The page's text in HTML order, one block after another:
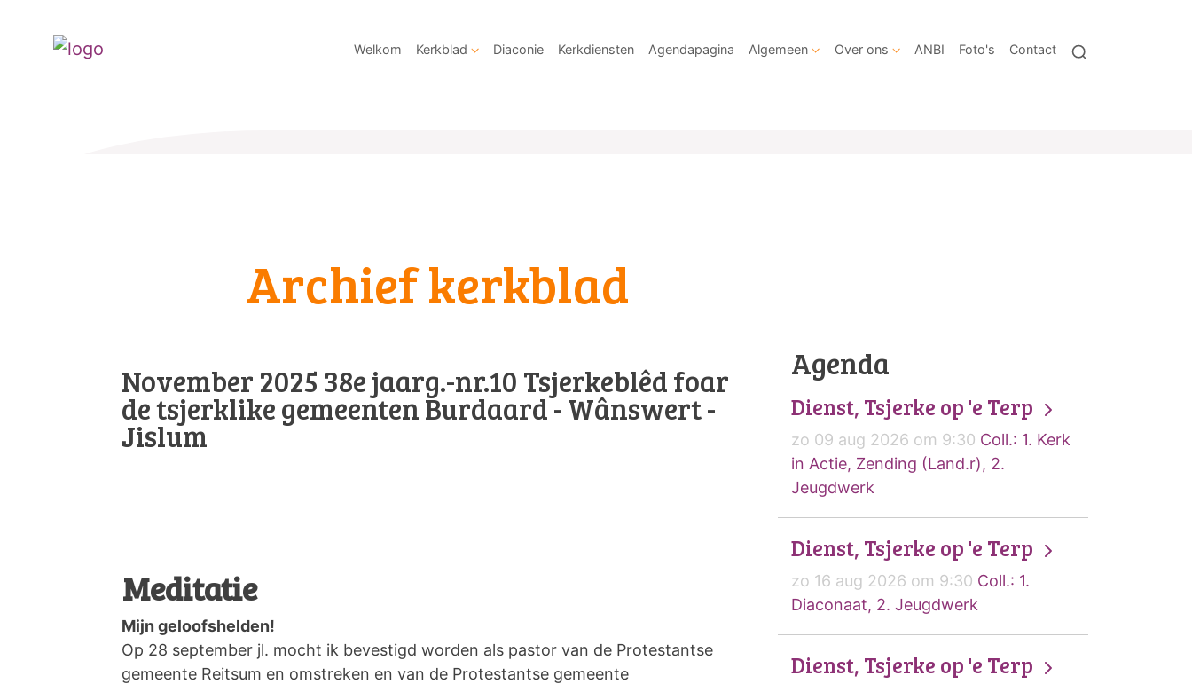
Welkom Kerkblad Diaconie Kerkdiensten Agendapagina Algemeen Over ons ANBI Foto's Contact
Archief kerkblad
November 2025 38e jaarg.-nr.10 Tsjerkeblêd foar
de tsjerklike gemeenten Burdaard - Wânswert -
Jislum
Meditatie
Mijn geloofshelden!
Op 28 september jl. mocht ik bevestigd worden als pastor van de Protestantse
gemeente Reitsum en omstreken en van de Protestantse gemeente
Agenda
Dienst, Tsjerke op 'e Terp
zo 09 aug 2026 om 9:30 Coll.: 1. Kerk
in Actie, Zending (Land.r), 2.
Jeugdwerk
Dienst, Tsjerke op 'e Terp
zo 16 aug 2026 om 9:30 Coll.: 1.
Diaconaat, 2. Jeugdwerk
Dienst, Tsjerke op 'e Terp